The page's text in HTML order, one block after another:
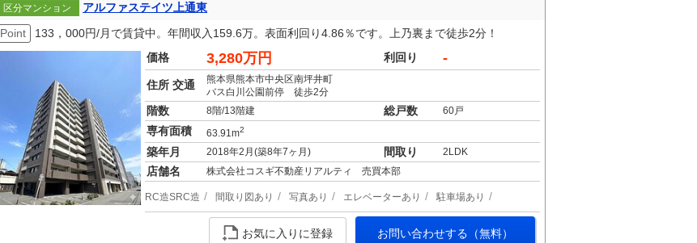
区分マンション
アルファステイツ上通東
Point
133，000円/月で賃貸中。年間収入159.6万。表面利回り4.86％です。上乃裏まで徒歩2分！
価格
3,280万円 利回り -
住所 交通
熊本県熊本市中央区南坪井町
バス白川公園前停 徒歩2分
階数 8階/13階建 総戸数 60戸
専有面積 63.91m2
築年月 2018年2月(築8年7ヶ月) 間取り 2LDK
店舗名 株式会社コスギ不動産リアルティ 売買本部
RC造SRC造 間取り図あり 写真あり エレベーターあり 駐車場あり
お気に入りに登録 お問い合わせする（無料）